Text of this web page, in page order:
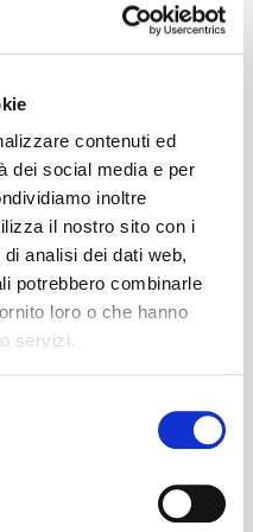
contenuti ed
dei social media e per
inoltre
il nostro sito con i
analisi dei dati web,
potrebbero combinarle
loro o che hanno
servizi.
nasce a Roma il
l'album Pianeti. Nel
con Il ballo delle
album Peter Pan.
Colpa delle favole
Apple Music. Nel 2021
aver collaborato
a giugno 2022